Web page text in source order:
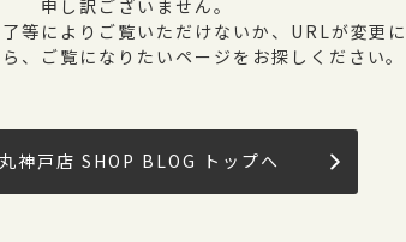
申し訳ございません。
等によりご覧いただけないか、URLが変更に
、ご覧になりたいページをお探しください。
神戸店 SHOP BLOG トップへ